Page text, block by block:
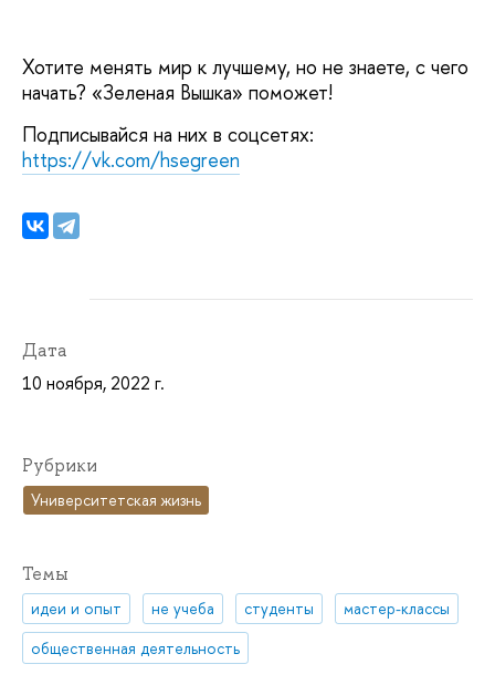
Хотите менять мир к лучшему, но не знаете, с чего
начать? «Зеленая Вышка» поможет!
Подписывайся на них в соцсетях:
https://vk.com/hsegreen
Дата
10 ноября, 2022 г.
Рубрики
Университетская жизнь
Темы
идеи и опыт не учеба студенты
мастер-классы
общественная деятельность